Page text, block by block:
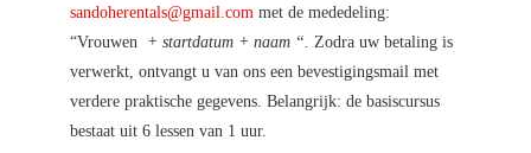
sandoherentals@gmail.com met de mededeling:
“Vrouwen + startdatum + naam “. Zodra uw betaling is
verwerkt, ontvangt u van ons een bevestigingsmail met
verdere praktische gegevens. Belangrijk: de basiscursus
bestaat uit 6 lessen van 1 uur.